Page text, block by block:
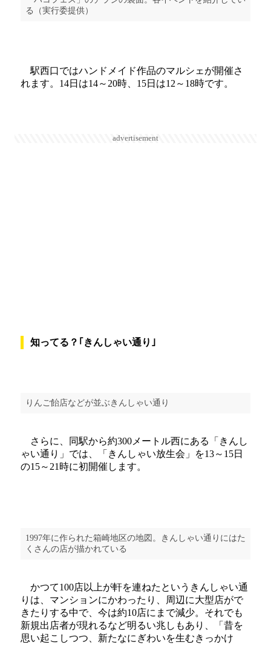
る（実行委提供）
駅西口ではハンドメイド作品のマルシェが開催さ
れます。14日は14～20時、15日は12～18時です。
advertisement
知ってる？｢きんしゃい通り｣
りんご飴店などが並ぶきんしゃい通り
さらに、同駅から約300メートル西にある「きんし
ゃい通り」では、「きんしゃい放生会」を13～15日
の15～21時に初開催します。
1997年に作られた箱崎地区の地図。きんしゃい通りにはた
くさんの店が描かれている
かつて100店以上が軒を連ねたというきんしゃい通
りは、マンションにかわったり、周辺に大型店がで
きたりする中で、今は約10店にまで減少。それでも
新規出店者が現れるなど明るい兆しもあり、「昔を
思い起こしつつ、新たなにぎわいを生むきっかけ